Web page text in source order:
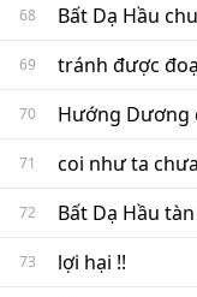
68 Bất Dạ Hầu
69 tránh được
70 Hướng Dương
71 coi như ta
72 Bất Dạ Hầu
73 lợi hại !!